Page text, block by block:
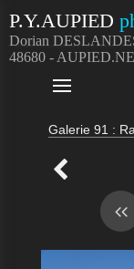
P.Y.AUPIED
Dorian
48680 -

Galerie 91 :
